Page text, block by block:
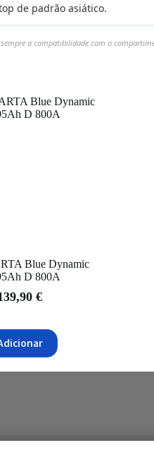
de padrão asiático.
a compatibilidade com o
Blue Dynamic
D 800A
€